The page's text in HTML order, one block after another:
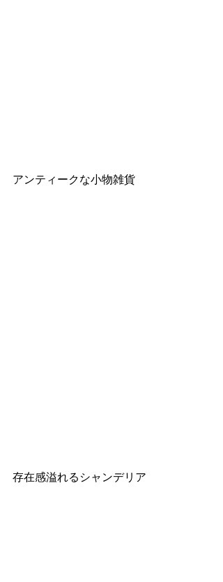
アンティークな小物雑貨
存在感溢れるシャンデリア